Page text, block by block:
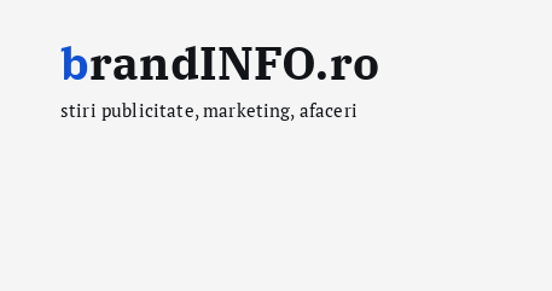
brandINFO.ro
stiri publicitate, marketing, afaceri